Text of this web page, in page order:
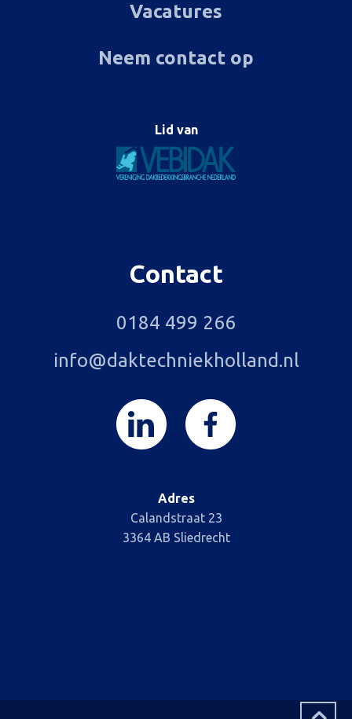
Contact
0184 499 266
info@daktechniekholland.nl
Adres
Calandstraat 23
3364 AB Sliedrecht
Vacatures
Neem contact op
Lid van